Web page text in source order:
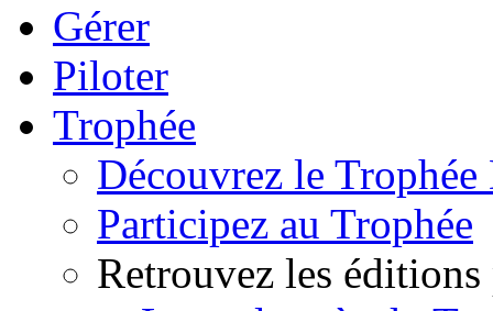
Gérer
Piloter
Trophée
Découvrez le
Participez au Trophée
Retrouvez les éditions